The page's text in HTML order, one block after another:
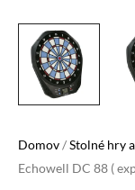
Domov/Stolné hry
Echowell DC 88 (